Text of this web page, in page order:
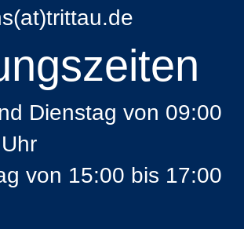
Dienstag von 09:00
von 15:00 bis 17:00